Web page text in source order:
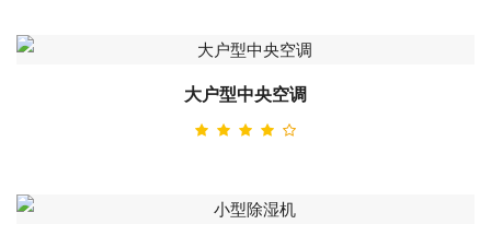
大户型中央空调